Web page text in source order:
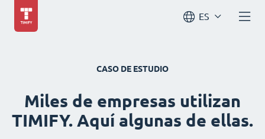
ES
CASO DE ESTUDIO
Miles de empresas utilizan
TIMIFY. Aquí algunas de ellas.